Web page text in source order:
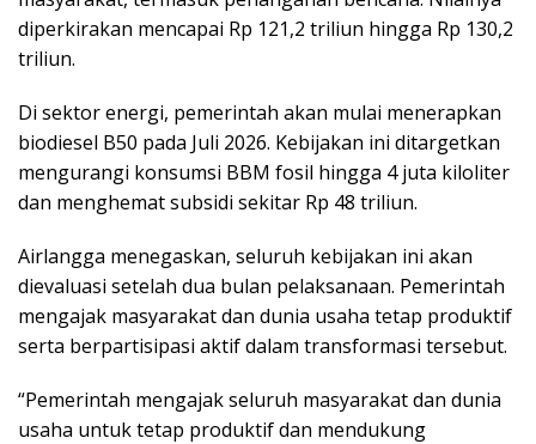
diperkirakan mencapai Rp 121,2 triliun hingga Rp 130,2
triliun.
Di sektor energi, pemerintah akan mulai menerapkan
biodiesel B50 pada Juli 2026. Kebijakan ini ditargetkan
mengurangi konsumsi BBM fosil hingga 4 juta kiloliter
dan menghemat subsidi sekitar Rp 48 triliun.
Airlangga menegaskan, seluruh kebijakan ini akan
dievaluasi setelah dua bulan pelaksanaan. Pemerintah
mengajak masyarakat dan dunia usaha tetap produktif
serta berpartisipasi aktif dalam transformasi tersebut.
“Pemerintah mengajak seluruh masyarakat dan dunia
usaha untuk tetap produktif dan mendukung